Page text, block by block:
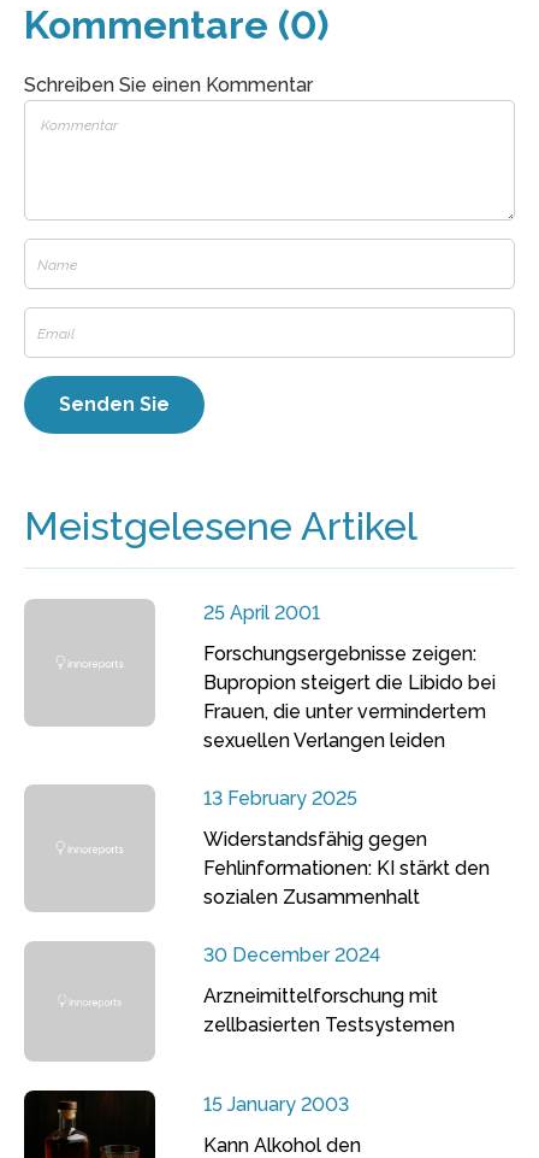
Kommentare (0)
Schreiben Sie einen Kommentar
Meistgelesene Artikel
25 April 2001
Forschungsergebnisse zeigen:
Bupropion steigert die Libido bei
Frauen, die unter vermindertem
sexuellen Verlangen leiden
13 February 2025
Widerstandsfähig gegen
Fehlinformationen: KI stärkt den
sozialen Zusammenhalt
30 December 2024
Arzneimittelforschung mit
zellbasierten Testsystemen
15 January 2003
Kann Alkohol den